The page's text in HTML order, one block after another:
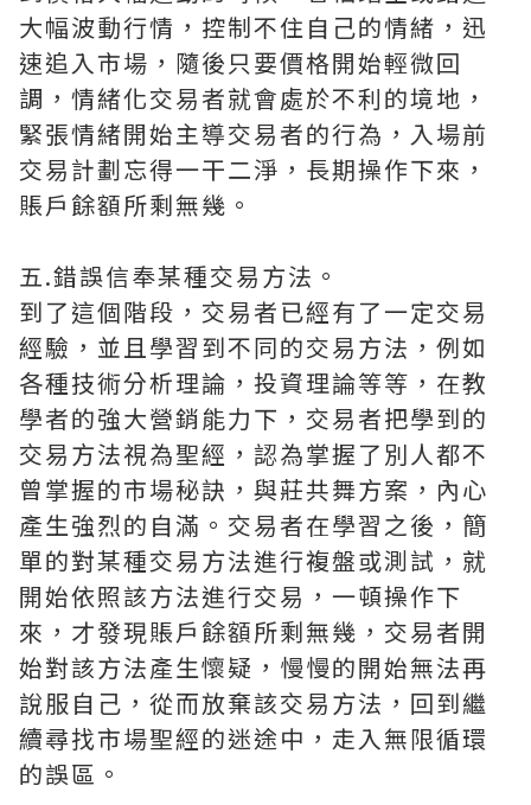
大幅波動行情，控制不住自己的情緒，迅
速追入市場，隨後只要價格開始輕微回
調，情緒化交易者就會處於不利的境地，
緊張情緒開始主導交易者的行為，入場前
交易計劃忘得一干二淨，長期操作下來，
賬戶餘額所剩無幾。
五.錯誤信奉某種交易方法。
到了這個階段，交易者已經有了一定交易
經驗，並且學習到不同的交易方法，例如
各種技術分析理論，投資理論等等，在教
學者的強大營銷能力下，交易者把學到的
交易方法視為聖經，認為掌握了別人都不
曾掌握的市場秘訣，與莊共舞方案，內心
產生強烈的自滿。交易者在學習之後，簡
單的對某種交易方法進行複盤或測試，就
開始依照該方法進行交易，一頓操作下
來，才發現賬戶餘額所剩無幾，交易者開
始對該方法產生懷疑，慢慢的開始無法再
說服自己，從而放棄該交易方法，回到繼
續尋找市場聖經的迷途中，走入無限循環
的誤區。